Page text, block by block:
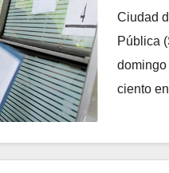
Ciudad
Pública
ciento